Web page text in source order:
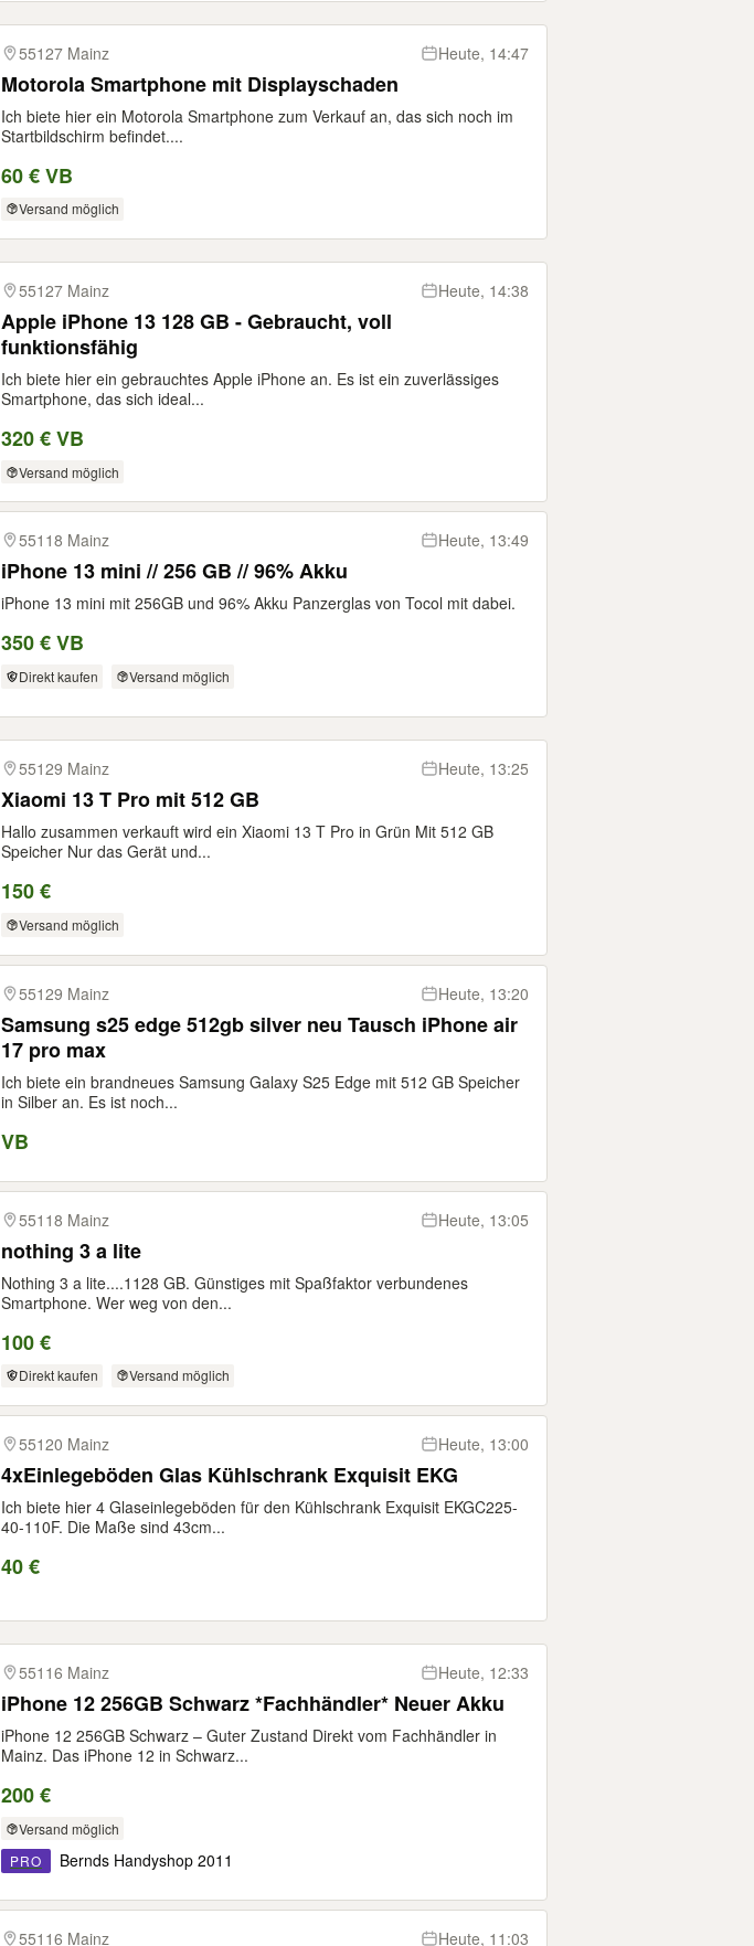
55127 Mainz Heute, 14:47
Motorola Smartphone mit Displayschaden
Ich biete hier ein Motorola Smartphone zum Verkauf an, das sich noch im
Startbildschirm befindet....
60 € VB
Versand möglich
55127 Mainz Heute, 14:38
Apple iPhone 13 128 GB - Gebraucht, voll
funktionsfähig
Ich biete hier ein gebrauchtes Apple iPhone an. Es ist ein zuverlässiges
Smartphone, das sich ideal...
320 € VB
Versand möglich
55118 Mainz Heute, 13:49
iPhone 13 mini // 256 GB // 96% Akku
iPhone 13 mini mit 256GB und 96% Akku Panzerglas von Tocol mit dabei.
350 € VB
Direkt kaufen Versand möglich
55129 Mainz Heute, 13:25
Xiaomi 13 T Pro mit 512 GB
Hallo zusammen verkauft wird ein Xiaomi 13 T Pro in Grün Mit 512 GB
Speicher Nur das Gerät und...
150 €
Versand möglich
55129 Mainz Heute, 13:20
Samsung s25 edge 512gb silver neu Tausch iPhone air
17 pro max
Ich biete ein brandneues Samsung Galaxy S25 Edge mit 512 GB Speicher
in Silber an. Es ist noch...
VB
55118 Mainz Heute, 13:05
nothing 3 a lite
Nothing 3 a lite....1128 GB. Günstiges mit Spaßfaktor verbundenes
Smartphone. Wer weg von den...
100 €
Direkt kaufen Versand möglich
55120 Mainz Heute, 13:00
4xEinlegeböden Glas Kühlschrank Exquisit EKG
Ich biete hier 4 Glaseinlegeböden für den Kühlschrank Exquisit EKGC225-
40-110F. Die Maße sind 43cm...
40 €
55116 Mainz Heute, 12:33
iPhone 12 256GB Schwarz *Fachhändler* Neuer Akku
iPhone 12 256GB Schwarz – Guter Zustand Direkt vom Fachhändler in
Mainz. Das iPhone 12 in Schwarz...
200 €
Versand möglich
PRO
Bernds Handyshop 2011
55116 Mainz Heute, 11:03